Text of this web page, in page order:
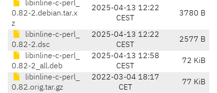
libinline-c-perl_
0.82-2.debian.tar.x
z
2025-04-13 12:22
CEST
3780 B
libinline-c-perl_
0.82-2.dsc
2025-04-13 12:22
CEST
2577 B
libinline-c-perl_
0.82-2_all.deb
2025-04-13 12:58
CEST
72 KiB
libinline-c-perl_
0.82.orig.tar.gz
2022-03-04 18:17
CET
77 KiB